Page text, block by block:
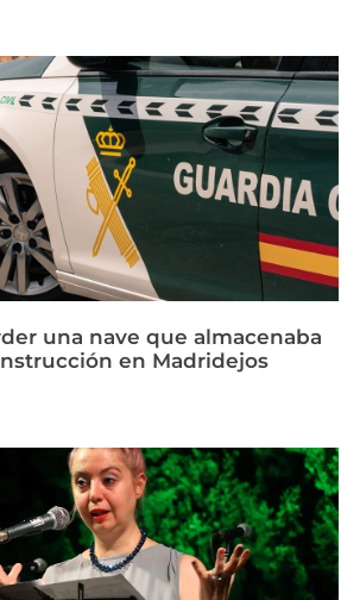
una nave que almacenaba
en Madridejos